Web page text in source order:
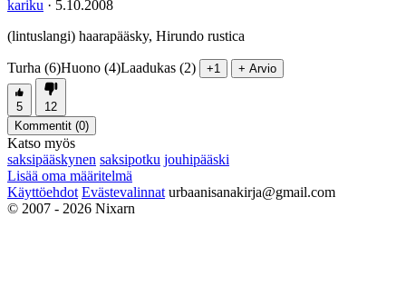
kariku · 5.10.2008
(lintuslangi) haarapääsky, Hirundo rustica
Turha (6)Huono (4)Laadukas (2) +1 + Arvio
5
12
Kommentit (0)
Katso myös
saksipääskynen saksipotku jouhipääski
Lisää oma määritelmä
Käyttöehdot Evästevalinnat urbaanisanakirja@gmail.com
© 2007 - 2026 Nixarn